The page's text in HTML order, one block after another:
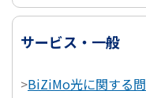
サービス・一般
>BiZiMo光に関する